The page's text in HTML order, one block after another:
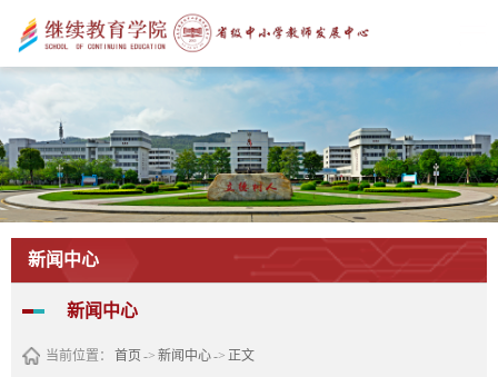
新闻中心
新闻中心
当前位置： 首页 -> 新闻中心-> 正文